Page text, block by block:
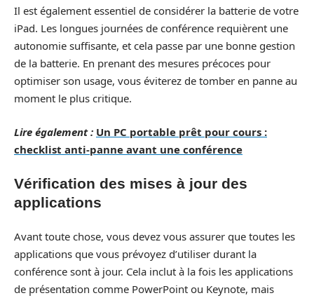
Il est également essentiel de considérer la batterie de votre
iPad. Les longues journées de conférence requièrent une
autonomie suffisante, et cela passe par une bonne gestion
de la batterie. En prenant des mesures précoces pour
optimiser son usage, vous éviterez de tomber en panne au
moment le plus critique.
Lire également : Un PC portable prêt pour cours :
checklist anti-panne avant une conférence
Vérification des mises à jour des
applications
Avant toute chose, vous devez vous assurer que toutes les
applications que vous prévoyez d’utiliser durant la
conférence sont à jour. Cela inclut à la fois les applications
de présentation comme PowerPoint ou Keynote, mais